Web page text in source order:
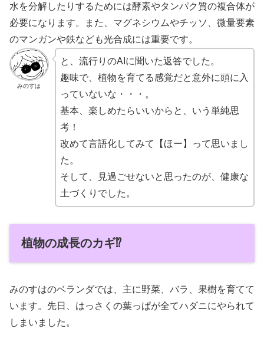
水を分解したりするためには酵素やタンパク質の複合体が
必要になります。
また、マグネシウムやチッソ、微量要素
のマンガンや鉄なども光合成には重要です。
みのすは
と、流行りのAIに聞いた返答でした。
趣味で、植物を育てる感覚だと意外に頭に入
っていないな・・・。
基本、楽しめたらいいからと、いう単純思
考！
改めて言語化してみて【ほー】って思いまし
た。
そして、見過ごせないと思ったのが、健康な
土づくりでした。
植物の成長のカギ⁉
みのすはのベランダでは、主に野菜、バラ、果樹を育てて
います。先日、はっさくの葉っぱが全てハダニにやられて
しまいました。